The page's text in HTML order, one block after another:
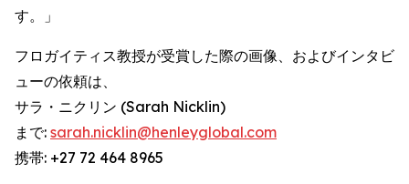
す。」
フロガイティス教授が受賞した際の画像、およびインタビ
ューの依頼は、
サラ・ニクリン (Sarah Nicklin)
まで: sarah.nicklin@henleyglobal.com
携帯: +27 72 464 8965